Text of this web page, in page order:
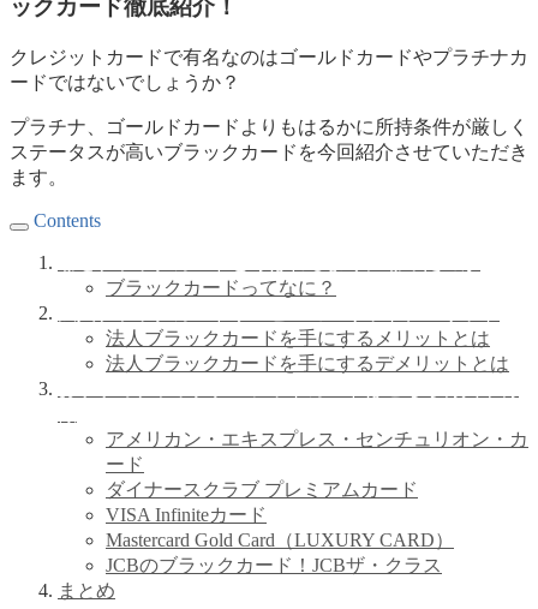
ックカード徹底紹介！
クレジットカードで有名なのはゴールドカードやプラチナカ
ードではないでしょうか？
プラチナ、ゴールドカードよりもはるかに所持条件が厳しく
ステータスが高いブラックカードを今回紹介させていただき
ます。
Contents
ブラックカードってなに？
法人ブラックカードを手にするメリットとは
法人ブラックカードを手にするデメリットとは
アメリカン・エキスプレス・センチュリオン・カ
ード
ダイナースクラブ プレミアムカード
VISA Infiniteカード
Mastercard Gold Card（LUXURY CARD）
JCBのブラックカード！JCBザ・クラス
まとめ